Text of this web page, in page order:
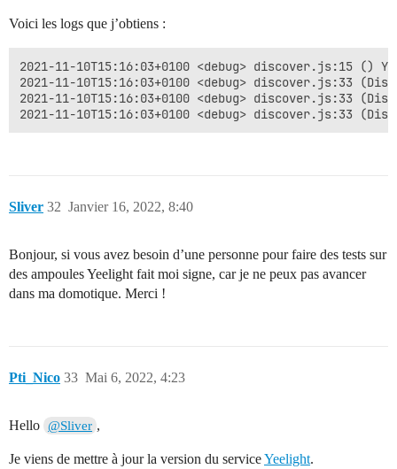
Voici les logs que j’obtiens :
2021-11-10T15:16:03+0100 <debug> discover.js:15
2021-11-10T15:16:03+0100 <debug> discover.js:33
2021-11-10T15:16:03+0100 <debug> discover.js:33
Sliver Janvier 16, 2022, 8:40
32
Bonjour, si vous avez besoin d’une personne pour faire des tests sur
des ampoules Yeelight fait moi signe, car je ne peux pas avancer
dans ma domotique. Merci !
Pti_Nico Mai 6, 2022, 4:23
33
Hello @Sliver ,
Je viens de mettre à jour la version du serviceYeelight.